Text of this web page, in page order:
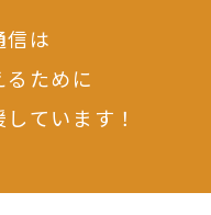
信は
ために
ています！